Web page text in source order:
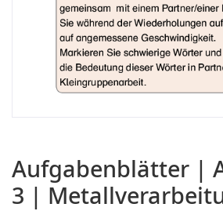
Aufgabenblätter |
3 |